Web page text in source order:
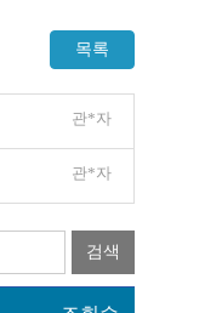
목록
관*자
관*자
검색